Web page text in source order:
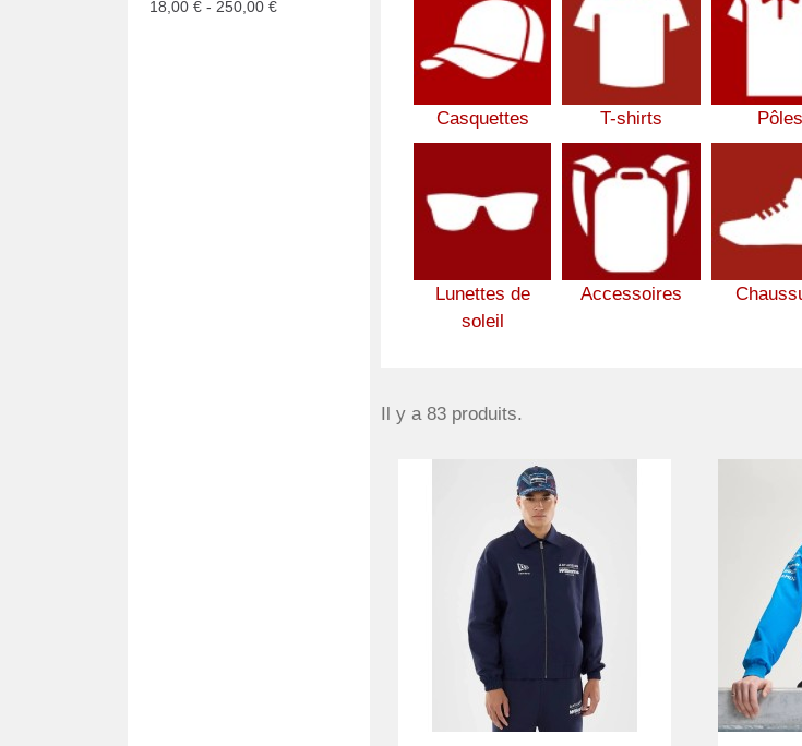
18,00 € - 250,00 €
Casquettes T-shirts Pôles
Lunettes de
soleil
Accessoires
Il y a 83 produits.